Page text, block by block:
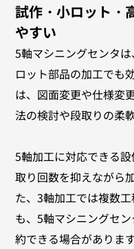
試作・小ロット・
やすい
5軸マシニングセンタ
ロット部品の加工でも
は、図面変更や仕様変
法の検討や段取りの柔
5軸加工に対応できる
取り回数を抑えながら
た、3軸加工では複数
も、5軸マシニングセ
約できる場合があります